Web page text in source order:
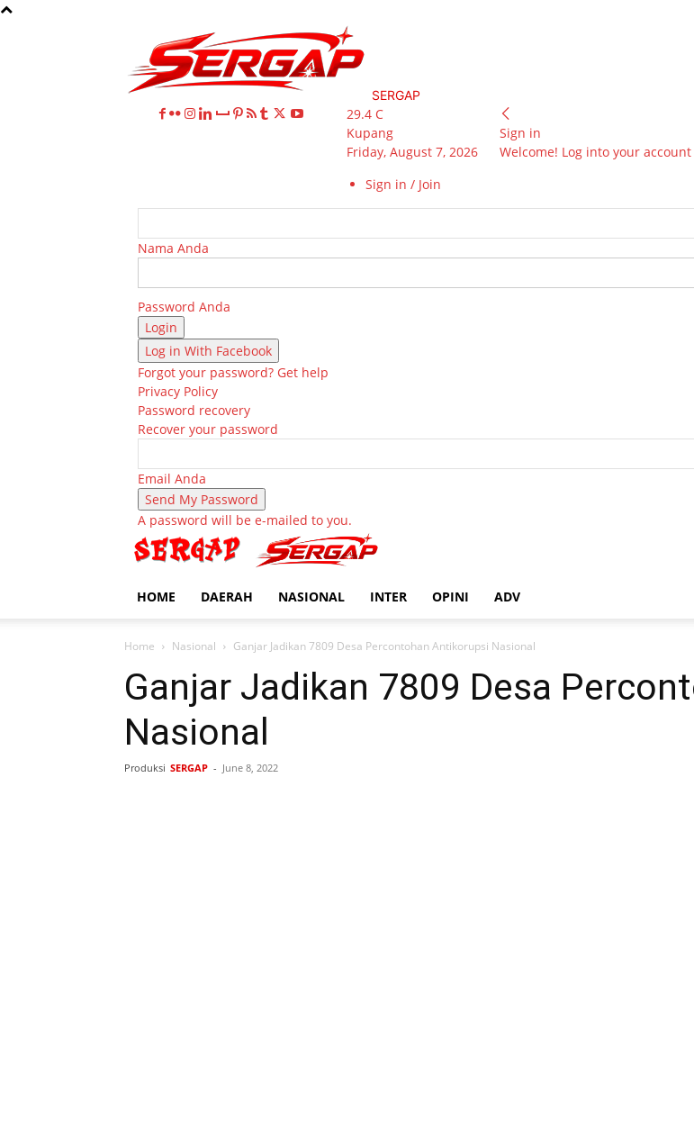
SERGAP
29.4 C
Kupang
Friday, August 7, 2026
Sign in / Join
Sign in
Welcome! Log into your account
Nama Anda
Password Anda
Log in With Facebook
Forgot your password? Get help
Privacy Policy
Password recovery
Recover your password
Email Anda
A password will be e-mailed to you.
HOME DAERAH NASIONAL INTER OPINI ADV
Home Nasional Ganjar Jadikan 7809 Desa Percontohan Antikorupsi Nasional
Ganjar Jadikan 7809 Desa
Nasional
Produksi SERGAP - June 8, 2022